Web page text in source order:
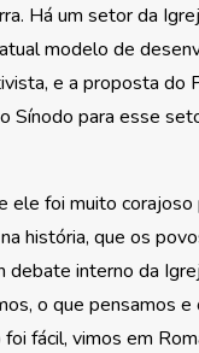
Há um setor da
modelo de
e a proposta do
Sínodo para esse
ele foi muito
história, que os
debate interno da
o que pensamos
foi fácil, vimos em